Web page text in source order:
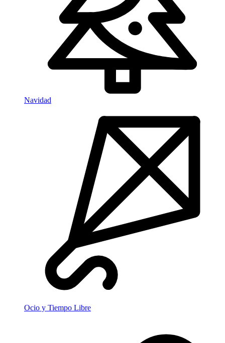
Navidad
Ocio y Tiempo Libre